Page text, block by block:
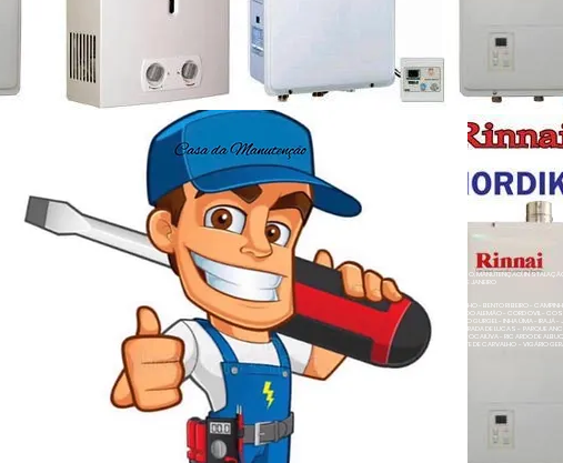
AQUECEDOR A GÁS , CONSERTO, MANUTENÇÃO,
LOJA A HONORIO GURGEL RIO DE JANEIRO
ZONA NORTE
ACARÍ - ANCHIETA - BARROS FILHO - BENTO RIBEIRO -
NETO - COLÉGIO - COMPLEXO DO ALEMÃO - CORDOVIL -
RAINHA - GUADALUPE - HONÓRIO GURGEL - INHAÚMA - IRAJÁ -
HERMES - OSVALDO CRUZ - PARADA DE LUCAS - PARQUE
- PENHA CIRCULAR - QUINTINO BOCAIÚVA - RICARDO DE
- TURIAÇÚ - VAZ LOBO - VICENTE DE CARVALHO - VIGÁRIO
ALEGRE
AQUECEDOR A GÁS, CONSERTO,
MANUTENÇÃO, INSTALAÇÃO, ASSISTÊNCIA
TÉCNICA RINNAI RUA BARATA RIBEIRO 232
COPACABANA RIO DE JANEIRO
BAIRROS DE ATENDIMENTO RJ
ZONA SUL
BOTAFOGO - CATETE - COPACABANA -
COSME VELHO - FLAMENGO - GÁVEA -
HUMAITÁ - IPANEMA - JARDIM BOTÂNICO -
LAGOA - LARANJEIRAS - LEBLON - LEME -
ROCINHA - SÃO CONRADO - URCA